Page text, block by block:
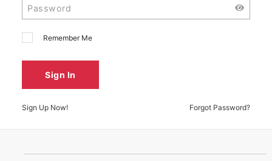
Remember Me
Sign In
Sign Up Now! Forgot Password?